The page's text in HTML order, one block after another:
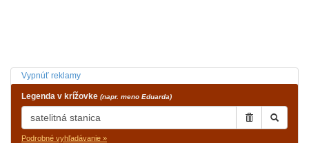
Vypnúť reklamy
Legenda v krížovke (napr. meno Eduarda)
Podrobné vyhľadávanie »